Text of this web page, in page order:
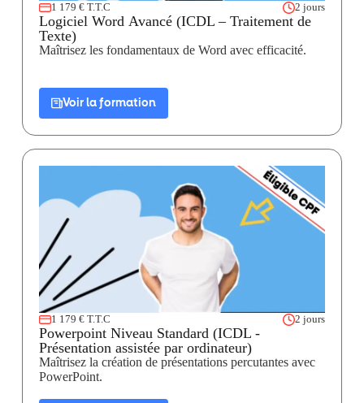
1 179 € T.T.C 2 jours
Logiciel Word Avancé (ICDL – Traitement de
Texte)
Maîtrisez les fondamentaux de Word avec efficacité.
Voir la formation
1 179 € T.T.C 2 jours
Powerpoint Niveau Standard (ICDL -
Présentation assistée par ordinateur)
Maîtrisez la création de présentations percutantes avec
PowerPoint.